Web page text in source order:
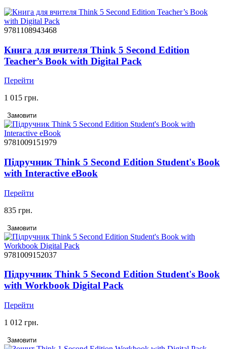
9781108943468
Книга для вчителя Think 5 Second Edition
Teacher’s Book with Digital Pack
Перейти
1 015 грн.
Замовити
9781009151979
Підручник Think 5 Second Edition Student's Book
with Interactive eBook
Перейти
835 грн.
Замовити
9781009152037
Підручник Think 5 Second Edition Student's Book
with Workbook Digital Pack
Перейти
1 012 грн.
Замовити